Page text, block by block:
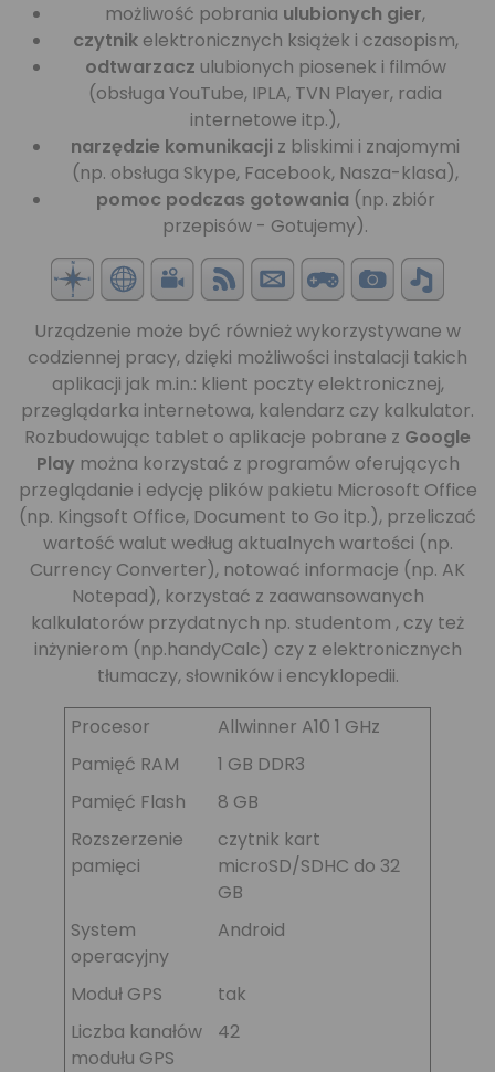
możliwość pobrania ulubionych gier,
czytnikelektronicznych książek i czasopism,
odtwarzacz ulubionych piosenek i filmów
(obsługa YouTube, IPLA, TVN Player, radia
internetowe itp.),
narzędzie komunikacji z bliskimi i znajomymi
(np. obsługa Skype, Facebook, Nasza-klasa),
pomoc podczas gotowania (np. zbiór
przepisów - Gotujemy).
Urządzenie może być również wykorzystywane w
codziennej pracy, dzięki możliwości instalacji takich
aplikacji jak m.in.: klient poczty elektronicznej,
przeglądarka internetowa, kalendarz czy kalkulator.
Rozbudowując tablet o aplikacje pobrane z Google
Play można korzystać z programów oferujących
przeglądanie i edycję plików pakietu Microsoft Office
(np. Kingsoft Office, Document to Go itp.), przeliczać
wartość walut według aktualnych wartości (np.
Currency Converter), notować informacje (np. AK
Notepad), korzystać z zaawansowanych
kalkulatorów przydatnych np. studentom , czy też
inżynierom (np.handyCalc) czy z elektronicznych
tłumaczy, słowników i encyklopedii.
Procesor
Allwinner A10 1 GHz
Pamięć RAM
1 GB DDR3
Pamięć Flash
8 GB
Rozszerzenie
pamięci
czytnik kart
microSD/SDHC do 32
GB
System
operacyjny
Android
Moduł GPS
tak
Liczba kanałów
modułu GPS
42